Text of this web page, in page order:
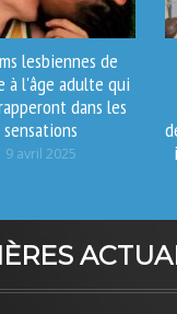
lesbiennes de
à l'âge adulte qui
dans les
sensations
9 avril 2025